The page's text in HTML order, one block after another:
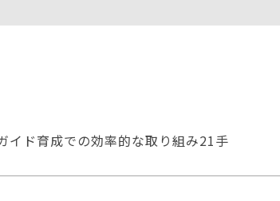
イド育成での効率的な取り組み21手